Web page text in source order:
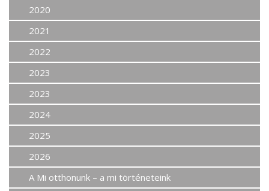
2020
2021
2022
2023
2023
2024
2025
2026
A Mi otthonunk – a mi történeteink